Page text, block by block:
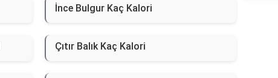
İnce Bulgur Kaç Kalori
Çıtır Balık Kaç Kalori